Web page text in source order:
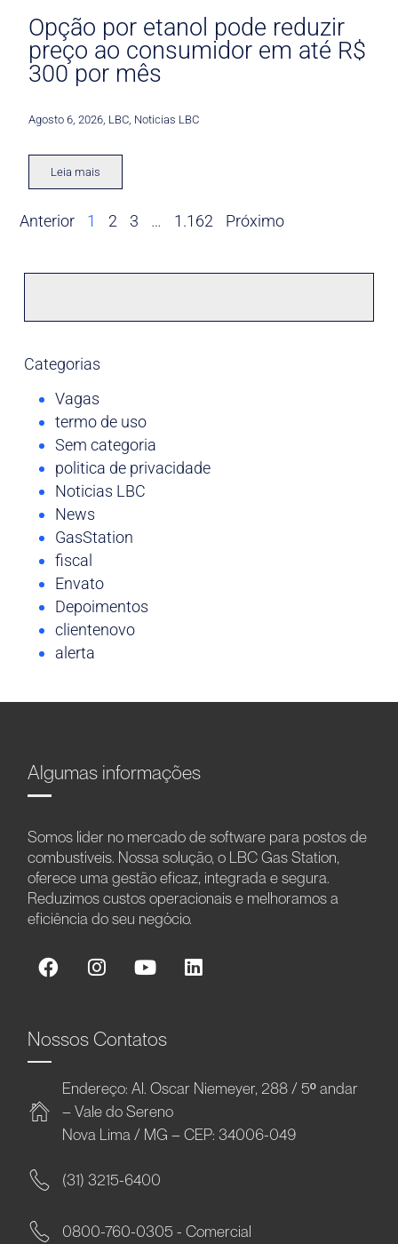
Opção por etanol pode reduzir
preço ao consumidor em até R$
300 por mês
Agosto 6, 2026 LBC Noticias LBC
Leia mais
Anterior 1 2 3 … 1.162 Próximo
Categorias
Vagas
termo de uso
Sem categoria
politica de privacidade
Noticias LBC
News
GasStation
fiscal
Envato
Depoimentos
clientenovo
alerta
Algumas informações
Somos líder no mercado de software para postos de
combustíveis. Nossa solução, o LBC Gas Station,
oferece uma gestão eficaz, integrada e segura.
Reduzimos custos operacionais e melhoramos a
eficiência do seu negócio.
Nossos Contatos
Endereço: Al. Oscar Niemeyer, 288 / 5º andar
– Vale do Sereno
Nova Lima / MG – CEP: 34006-049
(31) 3215-6400
0800-760-0305 - Comercial